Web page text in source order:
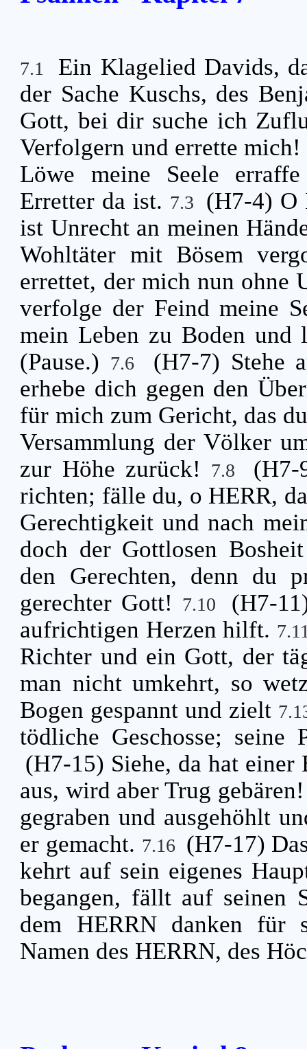
7.1
Ein Klagelied Davids,
der Sache Kuschs, des
Gott, bei dir suche ich
Verfolgern und errette mich!
Löwe meine Seele
Erretter da ist. 7.3
(H7-4) O
ist Unrecht an meinen
Wohltäter mit Bösem
errettet, der mich nun ohne
verfolge der Feind meine
mein Leben zu Boden und
(Pause.) 7.6
(H7-7) Stehe
erhebe dich gegen den
für mich zum Gericht, das
Versammlung der Völker
zur Höhe zurück!
7.8
richten; fälle du, o HERR,
Gerechtigkeit und nach
doch der Gottlosen
den Gerechten, denn du
gerechter Gott!
7.10
(H7-
aufrichtigen Herzen hilft.
Richter und ein Gott, der
man nicht umkehrt, so
Bogen gespannt und zielt
tödliche Geschosse;
(H7-15) Siehe, da hat
aus, wird aber Trug
gegraben und ausgehöhlt
er gemacht. 7.16 (H7-17)
kehrt auf sein eigenes
begangen, fällt auf seinen
dem HERRN danken für
Namen des HERRN, des